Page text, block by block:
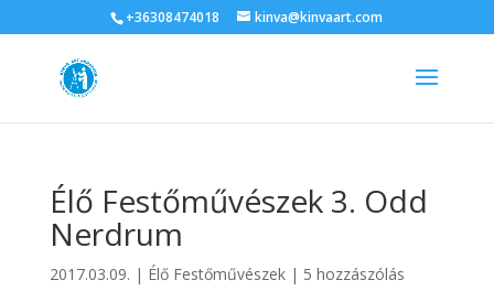
+36308474018 kinva@kinvaart.com
Élő Festőművészek 3. Odd
Nerdrum
2017.03.09. | Élő Festőművészek| 5 hozzászólás